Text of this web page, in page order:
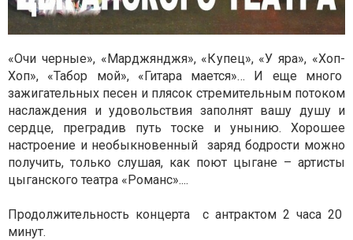
«Очи черные», «Марджянджя», «Купец», «У яра», «Хоп-
Хоп», «Табор мой», «Гитара мается»… И еще много
зажигательных песен и плясок стремительным потоком
наслаждения и удовольствия заполнят вашу душу и
сердце, преградив путь тоске и унынию. Хорошее
настроение и необыкновенный заряд бодрости можно
получить, только слушая, как поют цыгане – артисты
цыганского театра «Романс»....
Продолжительность концерта с антрактом 2 часа 20
минут.